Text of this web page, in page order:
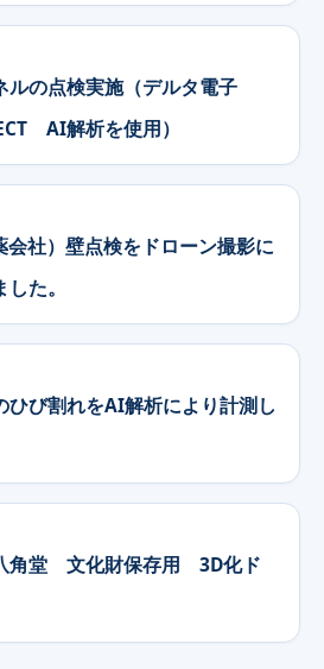
ルの点検実施（デルタ電子
AI解析を使用）
会社）壁点検をドローン撮影に
た。
ひび割れをAI解析により計測し
堂 文化財保存用 3D化ド